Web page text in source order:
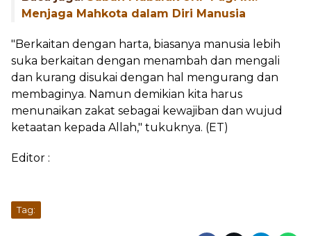
Menjaga Mahkota dalam Diri Manusia
"Berkaitan dengan harta, biasanya manusia lebih
suka berkaitan dengan menambah dan mengali
dan kurang disukai dengan hal mengurang dan
membaginya. Namun demikian kita harus
menunaikan zakat sebagai kewajiban dan wujud
ketaatan kepada Allah," tukuknya. (ET)
Editor :
Tag: